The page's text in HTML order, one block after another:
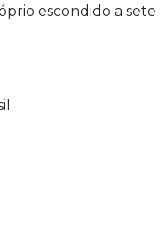
escondido a sete